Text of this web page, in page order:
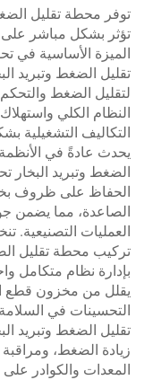
توفر محطة تقليل الضغط
تؤثر بشكل مباشر على
الميزة الأساسية في
تقليل الضغط وتبريد
لتقليل الضغط
النظام الكلي
التكاليف التشغيلية
يحدث عادةً في
الضغط وتبريد
الحفاظ على ظروف
الصاعدة، مما يضمن
العمليات التصنيعية.
تركيب محطة تقليل
بإدارة نظام متكامل
يقلل من مخزون قطع
التحسينات في
تقليل الضغط وتبريد
زيادة الضغط،
المعدات والكوادر